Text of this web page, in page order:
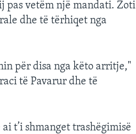
pas vetëm një mandati. Zoti
dhe të tërhiqet nga
për disa nga këto arritje,"
të Pavarur dhe të
t’i shmanget trashëgimisë